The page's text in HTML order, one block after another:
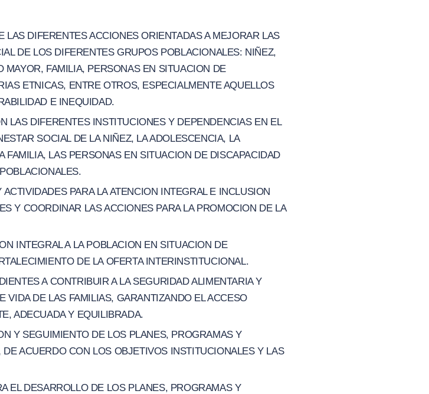
LAS DIFERENTES ACCIONES ORIENTADAS A MEJORAR LAS
DE LOS DIFERENTES GRUPOS POBLACIONALES: NIÑEZ,
FAMILIA, PERSONAS EN SITUACION DE
ETNICAS, ENTRE OTROS, ESPECIALMENTE AQUELLOS
E INEQUIDAD.
LAS DIFERENTES INSTITUCIONES Y DEPENDENCIAS EN EL
SOCIAL DE LA NIÑEZ, LA ADOLESCENCIA, LA
FAMILIA, LAS PERSONAS EN SITUACION DE DISCAPACIDAD
PARA LA ATENCION INTEGRAL E INCLUSION
Y COORDINAR LAS ACCIONES PARA LA PROMOCION DE LA
INTEGRAL A LA POBLACION EN SITUACION DE
DE LA OFERTA INTERINSTITUCIONAL.
A CONTRIBUIR A LA SEGURIDAD ALIMENTARIA Y
VIDA DE LAS FAMILIAS, GARANTIZANDO EL ACCESO
ADECUADA Y EQUILIBRADA.
Y SEGUIMIENTO DE LOS PLANES, PROGRAMAS Y
ACUERDO CON LOS OBJETIVOS INSTITUCIONALES Y LAS
EL DESARROLLO DE LOS PLANES, PROGRAMAS Y